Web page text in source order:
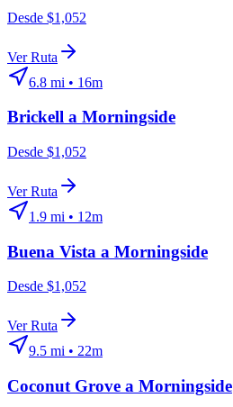
Desde $1,052
Ver Ruta
6.8 mi • 16m
Brickell a Morningside
Desde $1,052
Ver Ruta
1.9 mi • 12m
Buena Vista a Morningside
Desde $1,052
Ver Ruta
9.5 mi • 22m
Coconut Grove a Morningside